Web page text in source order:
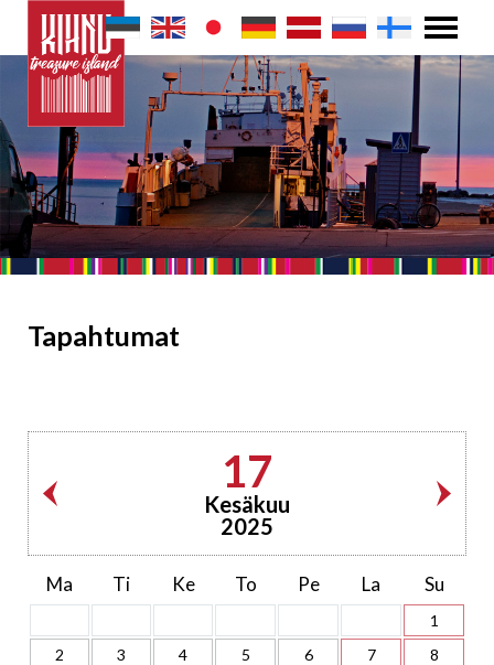
Tapahtumat
17
Kesäkuu
2025
Ma Ti Ke To Pe La Su
1
2
3 4 5 6 7
8